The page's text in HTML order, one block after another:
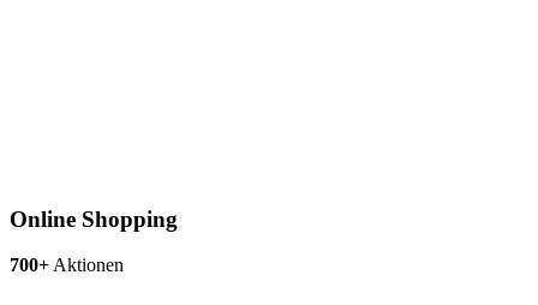
Online Shopping
700+ Aktionen